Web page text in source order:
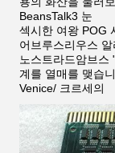
BeansTalk3 눈
섹시한 여왕 POG
어브루스리우스
노스트라드암브스
계를 열매를 맺습
Venice/ 크르세의